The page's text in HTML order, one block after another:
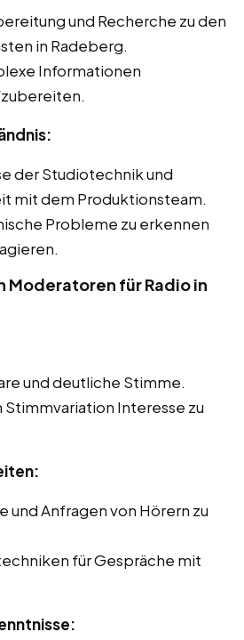
und Recherche zu den
in Radeberg.
Informationen
der Studiotechnik und
mit dem Produktionsteam.
Probleme zu erkennen
Moderatoren für Radio in
und deutliche Stimme.
Stimmvariation Interesse zu
und Anfragen von Hörern zu
für Gespräche mit